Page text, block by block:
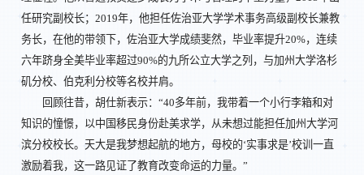
任研究副校长；2019年，他担任佐治亚大学学术事务高级副校长兼教
务长，在他的带领下，佐治亚大学成绩斐然，毕业率提升20%，连续
六年跻身全美毕业率超过90%的九所公立大学之列，与加州大学洛杉
矶分校、伯克利分校等名校并肩。
回顾往昔，胡仕新表示：“40多年前，我带着一个小行李箱和对
知识的憧憬，以中国移民身份赴美求学，从未想过能担任加州大学河
滨分校校长。天大是我梦想起航的地方，母校的‘实事求是’校训一直
激励着我，这一路见证了教育改变命运的力量。”